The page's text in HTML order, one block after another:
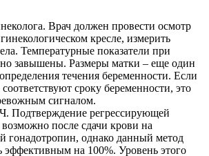
Врач должен провести осмотр
кресле, измерить
Температурные показатели при
завышены. Размеры матки – еще один
течения беременности. Если
сроку беременности, это
сигналом.
Подтверждение регрессирующей
после сдачи крови на
гонадотропин, однако данный метод
эффективным на 100%. Уровень этого